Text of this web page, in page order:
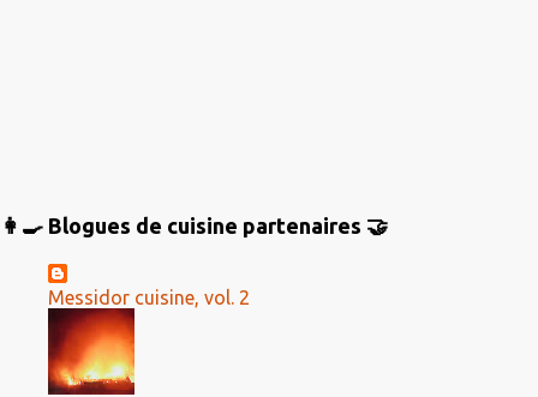
👩‍🍳 Blogues de cuisine partenaires 🤝
Messidor cuisine, vol. 2